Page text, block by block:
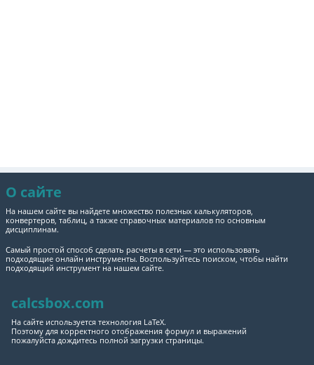
О сайте
На нашем сайте вы найдете множество полезных калькуляторов,
конвертеров, таблиц, а также справочных материалов по основным
дисциплинам.
Самый простой способ сделать расчеты в сети — это использовать
подходящие онлайн инструменты. Воспользуйтесь поиском, чтобы найти
подходящий инструмент на нашем сайте.
calcsbox.com
На сайте используется технология LaTeX.
Поэтому для корректного отображения формул и выражений
пожалуйста дождитесь полной загрузки страницы.